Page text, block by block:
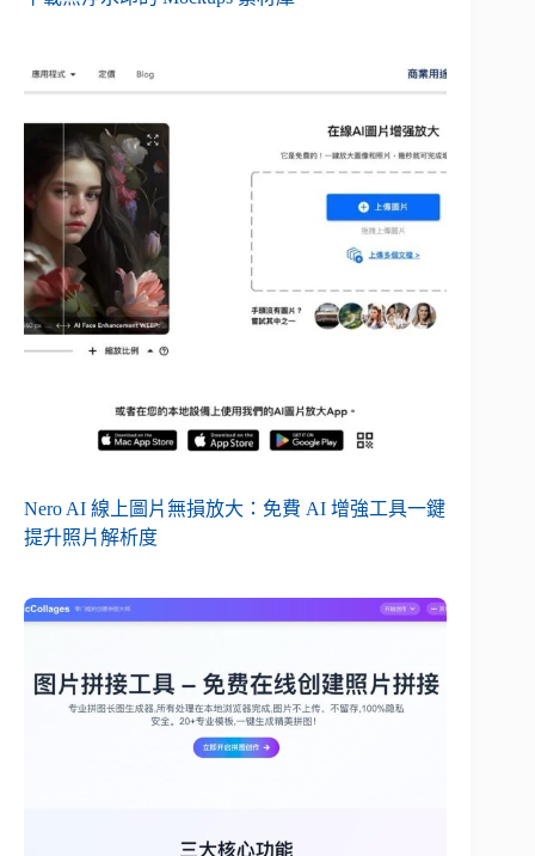
Nero AI 線上圖片無損放大：免費 AI 增強工具一鍵
提升照片解析度